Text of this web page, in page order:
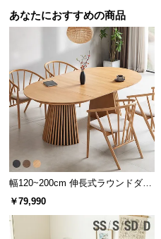
あなたにおすすめの商品
幅120~200cm 伸長式ラウンドダイ
ニングテーブル 6人掛け 天然木突
￥79,990